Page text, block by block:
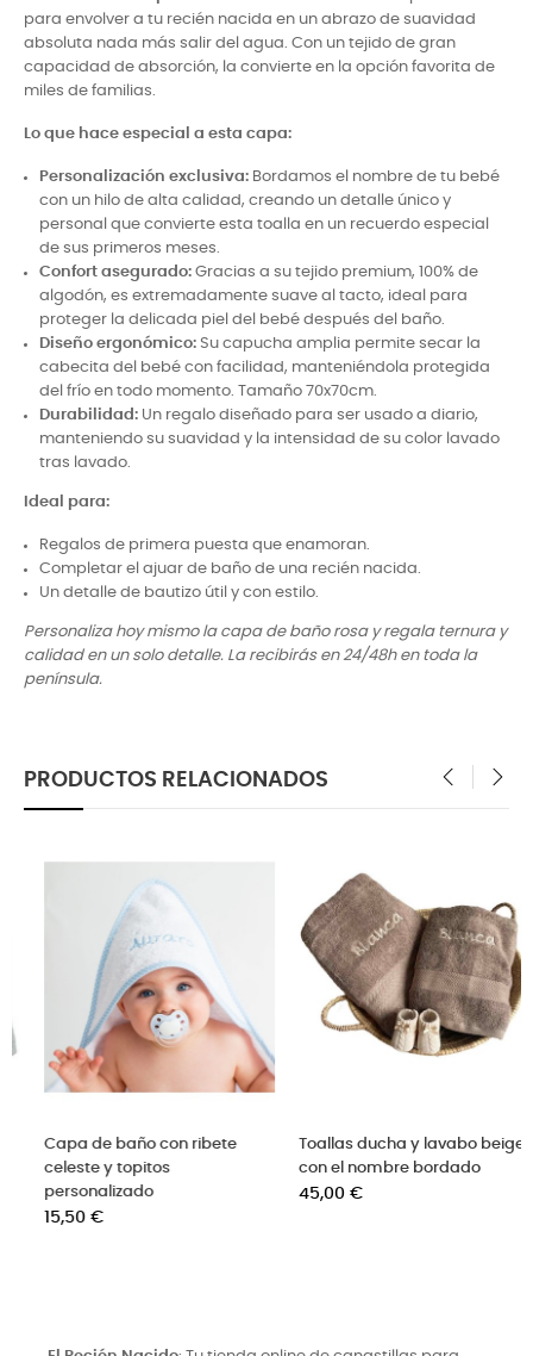
para envolver a tu recién nacida en un abrazo de suavidad
absoluta nada más salir del agua. Con un tejido de gran
capacidad de absorción, la convierte en la opción favorita de
miles de familias.
Lo que hace especial a esta capa:
Personalización exclusiva: Bordamos el nombre de tu bebé
con un hilo de alta calidad, creando un detalle único y
personal que convierte esta toalla en un recuerdo especial
de sus primeros meses.
Confort asegurado: Gracias a su tejido premium, 100% de
algodón, es extremadamente suave al tacto, ideal para
proteger la delicada piel del bebé después del baño.
Diseño ergonómico: Su capucha amplia permite secar la
cabecita del bebé con facilidad, manteniéndola protegida
del frío en todo momento. Tamaño 70x70cm.
Durabilidad: Un regalo diseñado para ser usado a diario,
manteniendo su suavidad y la intensidad de su color lavado
tras lavado.
Ideal para:
Regalos de primera puesta que enamoran.
Completar el ajuar de baño de una recién nacida.
Un detalle de bautizo útil y con estilo.
Personaliza hoy mismo la capa de baño rosa y regala ternura y
calidad en un solo detalle. La recibirás en 24/48h en toda la
península.
PRODUCTOS RELACIONADOS
baño con ribete rosa
personalizado
Capa de baño para bebé con
nombre bordado celeste
Toallas
con el